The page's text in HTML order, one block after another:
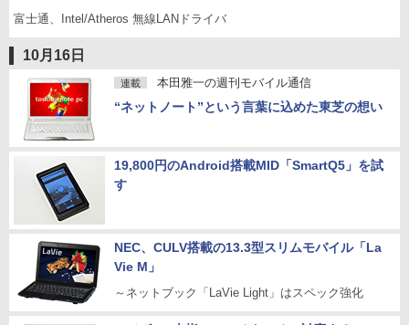
富士通、Intel/Atheros 無線LANドライバ
10月16日
連載 本田雅一の週刊モバイル通信
“ネットノート”という言葉に込めた東芝の想い
19,800円のAndroid搭載MID「SmartQ5」を試
す
NEC、CULV搭載の13.3型スリムモバイル「La
Vie M」
～ネットブック「LaVie Light」はスペック強化